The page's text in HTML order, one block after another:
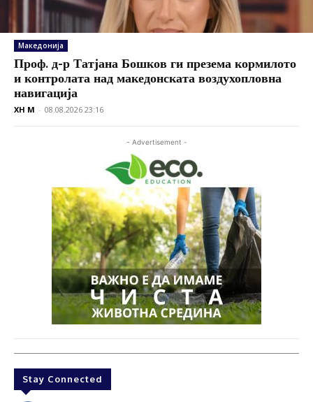
Македонија
Проф. д-р Татјана Бошков ги презема кормилото
и контролата над македонската воздухопловна
навигација
XH M - 08.08.2026 23:16
- Advertisement -
Stay Connected